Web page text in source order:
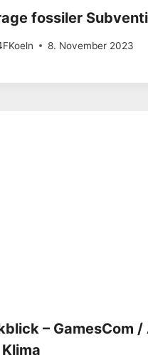
fossiler
8. November 2023
– GamesCom